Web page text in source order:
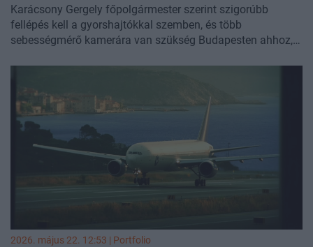
Karácsony Gergely főpolgármester szerint szigorúbb
fellépés kell a gyorshajtókkal szemben, és több
sebességmérő kamerára van szükség Budapesten ahhoz,
évhez képest, és a modern kori statisztikák alapján soha
nem volt ilyen alacsony ez a szám a fővárosban. A BKK
célja, hogy 2030-ra a fővárosi utak 61 százalékán 30 km/
órás sebességkorlátozás legyen érvényben.
2026. május 22. 12:53 | Portfolio